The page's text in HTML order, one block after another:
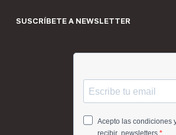
SUSCRÍBETE A NEWSLETTER